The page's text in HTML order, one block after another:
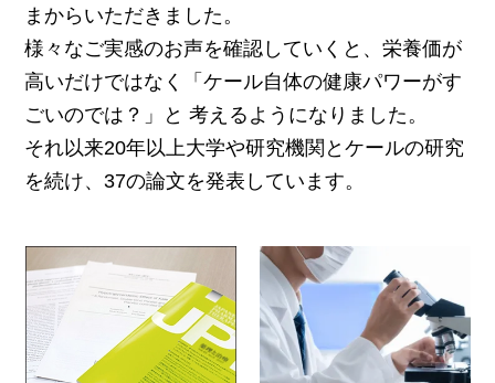
まからいただきました。
様々なご実感のお声を確認していくと、栄養価が
高いだけではなく「ケール自体の健康パワーがす
ごいのでは？」と 考えるようになりました。
それ以来20年以上大学や研究機関とケールの研究
を続け、37の論文を発表しています。